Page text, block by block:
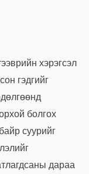
хэрэгсэл
гэдгийг
болгох
суурийг
дараа